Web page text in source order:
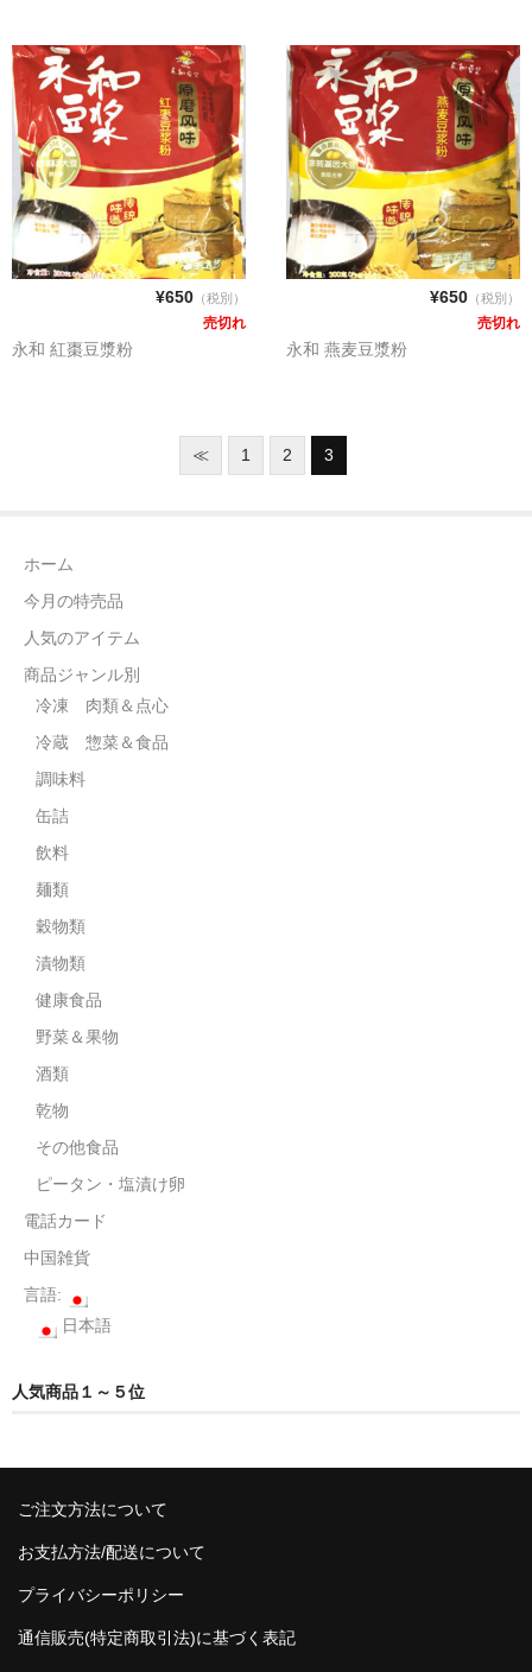
¥650（税別）
売切れ
永和 紅棗豆漿粉
¥650（税別）
売切れ
永和 燕麦豆漿粉
≪ 1 2 3
ホーム
今月の特売品
人気のアイテム
商品ジャンル別
冷凍 肉類＆点心
冷蔵 惣菜＆食品
調味料
缶詰
飲料
麺類
穀物類
漬物類
健康食品
野菜＆果物
酒類
乾物
その他食品
ピータン・塩漬け卵
電話カード
中国雑貨
言語:
日本語
人気商品１～５位
ご注文方法について
お支払方法/配送について
プライバシーポリシー
通信販売(特定商取引法)に基づく表記